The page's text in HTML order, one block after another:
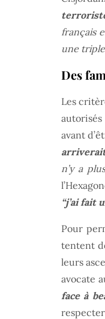
français
une
Des
Les
autorisés
avant
n’y a
“j’ai fait
Pour
tentent
leurs
avocate
face à